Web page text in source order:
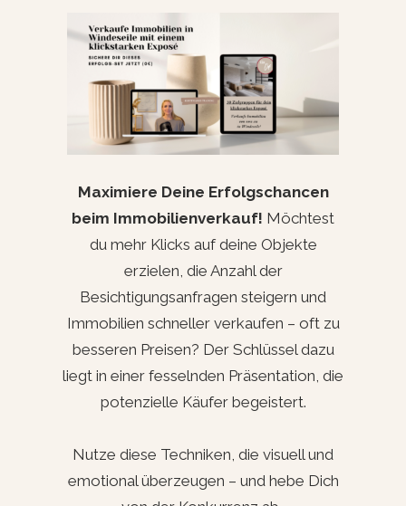
Maximiere Deine Erfolgschancen
beim Immobilienverkauf! Möchtest
du mehr Klicks auf deine Objekte
erzielen, die Anzahl der
Besichtigungsanfragen steigern und
Immobilien schneller verkaufen – oft zu
besseren Preisen? Der Schlüssel dazu
liegt in einer fesselnden Präsentation, die
potenzielle Käufer begeistert.
Nutze diese Techniken, die visuell und
emotional überzeugen – und hebe Dich